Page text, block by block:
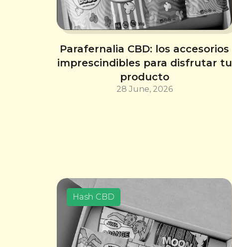
Parafernalia CBD: los accesorios
imprescindibles para disfrutar tu
producto
28 June, 2026
Hash CBD